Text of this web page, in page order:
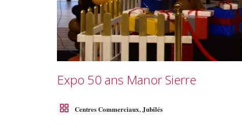
Expo 50 ans Manor Sierre
Centres Commerciaux,Jubilés